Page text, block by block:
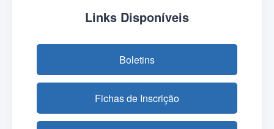
Links Disponíveis
Boletins
Fichas de Inscrição